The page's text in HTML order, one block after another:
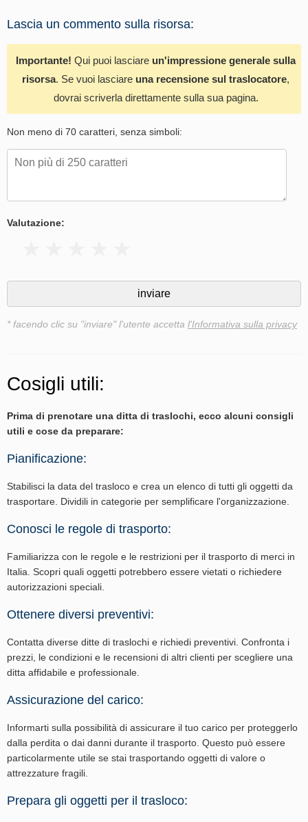
Lascia un commento sulla risorsa:
Importante! Qui puoi lasciare un'impressione generale sulla
risorsa. Se vuoi lasciare una recensione sul traslocatore,
dovrai scriverla direttamente sulla sua pagina.
Non meno di 70 caratteri, senza simboli:
Valutazione:
* facendo clic su "inviare" l'utente accetta l'Informativa sulla privacy
Cosigli utili:
Prima di prenotare una ditta di traslochi, ecco alcuni consigli
utili e cose da preparare:
Pianificazione:
Stabilisci la data del trasloco e crea un elenco di tutti gli oggetti da
trasportare. Dividili in categorie per semplificare l'organizzazione.
Conosci le regole di trasporto:
Familiarizza con le regole e le restrizioni per il trasporto di merci in
Italia. Scopri quali oggetti potrebbero essere vietati o richiedere
autorizzazioni speciali.
Ottenere diversi preventivi:
Contatta diverse ditte di traslochi e richiedi preventivi. Confronta i
prezzi, le condizioni e le recensioni di altri clienti per scegliere una
ditta affidabile e professionale.
Assicurazione del carico:
Informarti sulla possibilità di assicurare il tuo carico per proteggerlo
dalla perdita o dai danni durante il trasporto. Questo può essere
particolarmente utile se stai trasportando oggetti di valore o
attrezzature fragili.
Prepara gli oggetti per il trasloco: